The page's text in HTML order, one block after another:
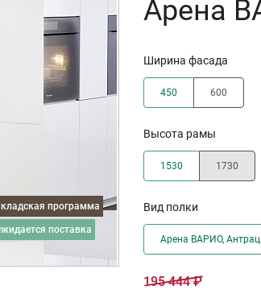
Складская программа
ожидается поставка
Арена
Ширина фасада
450 600
Высота рамы
1530 1730
Вид полки
Арена ВАРИО,
195 444 ₽